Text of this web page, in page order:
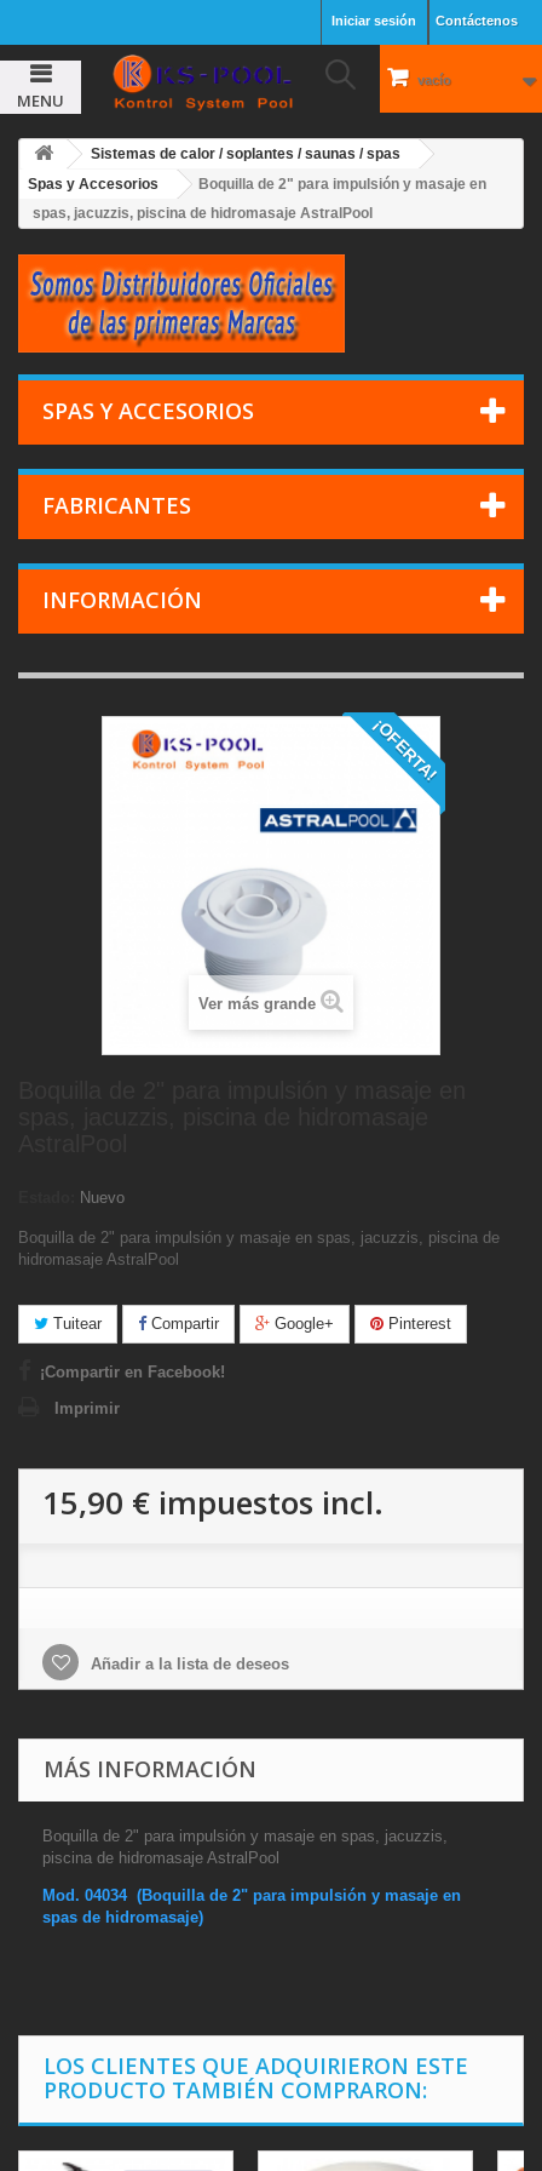
Contáctenos
Iniciar sesión
vacío
MENU
Sistemas de calor / soplantes / saunas / spas
Spas y Accesorios
Boquilla de 2" para impulsión y masaje en
spas, jacuzzis, piscina de hidromasaje AstralPool
SPAS Y ACCESORIOS
FABRICANTES
INFORMACIÓN
¡OFERTA!
Ver más grande
Nuevo
Boquilla de 2" para impulsión y masaje en spas, jacuzzis, piscina de
hidromasaje AstralPool
Tuitear Compartir Google+ Pinterest
¡Compartir en Facebook!
Imprimir
15,90 € impuestos incl.
Añadir a la lista de deseos
MÁS INFORMACIÓN
Boquilla de 2" para impulsión y masaje en spas, jacuzzis,
piscina de hidromasaje AstralPool
Mod. 04034 (Boquilla de 2" para impulsión y masaje en
spas de hidromasaje)
LOS CLIENTES QUE ADQUIRIERON ESTE
PRODUCTO TAMBIÉN COMPRARON: